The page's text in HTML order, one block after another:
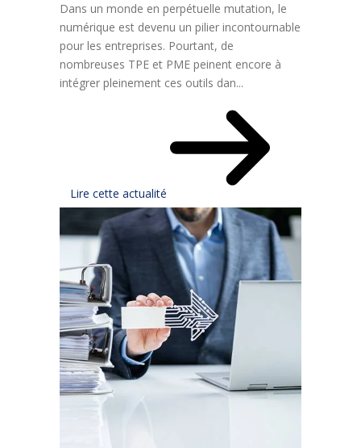
Dans un monde en perpétuelle mutation, le
numérique est devenu un pilier incontournable
pour les entreprises. Pourtant, de
nombreuses TPE et PME peinent encore à
intégrer pleinement ces outils dan...
Lire cette actualité